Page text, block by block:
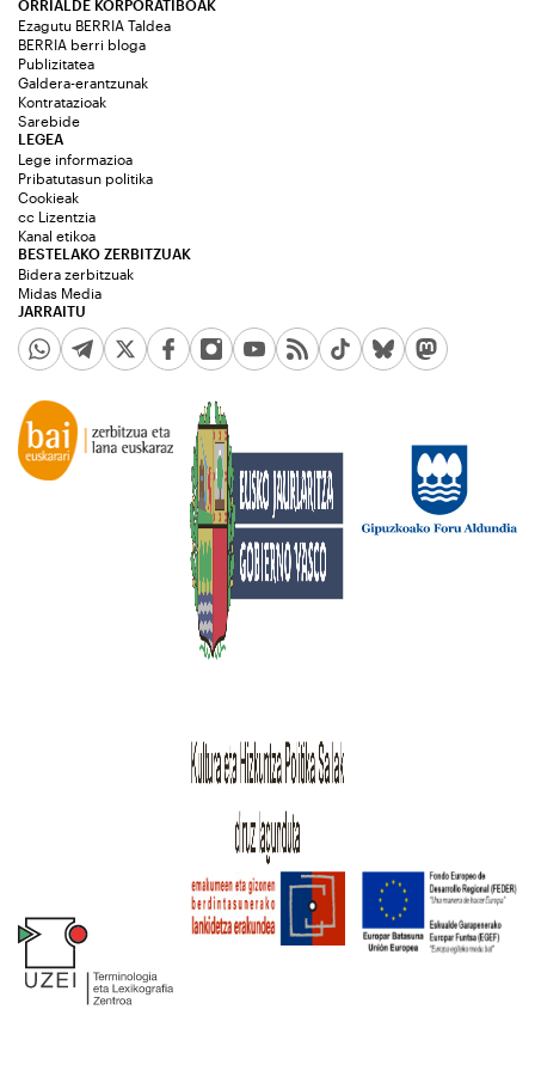
ORRIALDE KORPORATIBOAK
Ezagutu BERRIA Taldea
BERRIA berri bloga
Publizitatea
Galdera-erantzunak
Kontratazioak
Sarebide
JARRAITU
LEGEA
Lege informazioa
Pribatutasun politika
Cookieak
cc Lizentzia
Kanal etikoa
BESTELAKO ZERBITZUAK
Bidera zerbitzuak
Midas Media